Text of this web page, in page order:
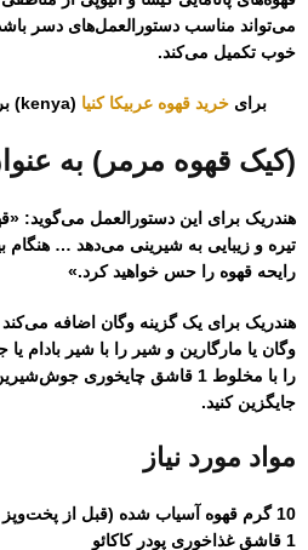
می‌تواند مناسب دستورالعمل‌های دسر
خوب تکمیل می‌کند.
برایخرید قهوه عربیکا کنیا (kenya) بر روی لینک مقابل کلیک کنید
(کیک قهوه مرمر) به
هندریک برای این دستورالعمل می‌گوید:
تیره و زیبایی به شیرینی می‌دهد … هنگام
رایحه قهوه را حس خواهید کرد.»
هندریک برای یک گزینه وگان اضافه می‌کند
وگان یا مارگارین و شیر را با شیر بادام
جایگزین کنید.
مواد مورد نیاز
10 گرم قهوه آسیاب شده (قبل از پخت‌وپز به بیکینگ‌پودر اضافه‌شده)
1 قاشق غذاخوری پودر کاکائو